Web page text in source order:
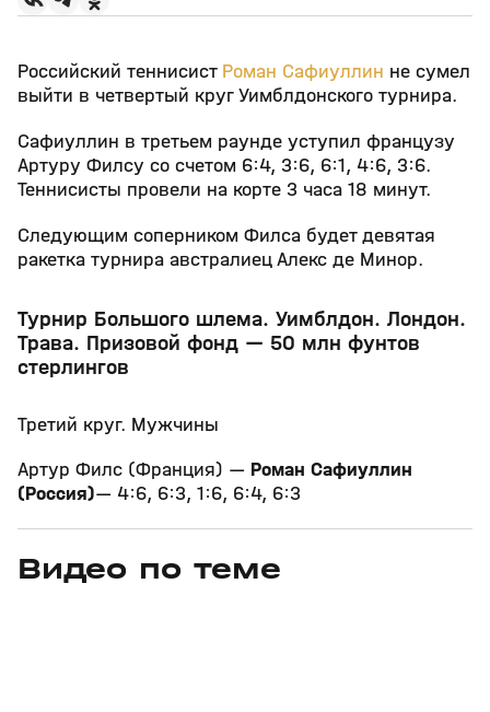
Российский теннисист Роман Сафиуллин не сумел
выйти в четвертый круг Уимблдонского турнира.
Сафиуллин в третьем раунде уступил французу
Артуру Филсу со счетом 6:4, 3:6, 6:1, 4:6, 3:6.
Теннисисты провели на корте 3 часа 18 минут.
Следующим соперником Филса будет девятая
ракетка турнира австралиец Алекс де Минор.
Турнир Большого шлема. Уимблдон. Лондон.
Трава. Призовой фонд — 50 млн фунтов
стерлингов
Третий круг. Мужчины
Артур Филс (Франция) — Роман Сафиуллин
(Россия)— 4:6, 6:3, 1:6, 6:4, 6:3
Видео по теме
11 июл, 16:17